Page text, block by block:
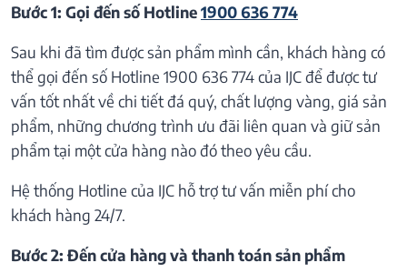
Bước 1: Gọi đến số Hotline1900 636 774
Sau khi đã tìm được sản phẩm mình cần, khách hàng có
thể gọi đến số Hotline 1900 636 774 của IJC để được tư
vấn tốt nhất về chi tiết đá quý, chất lượng vàng, giá sản
phẩm, những chương trình ưu đãi liên quan và giữ sản
phẩm tại một cửa hàng nào đó theo yêu cầu.
Hệ thống Hotline của IJC hỗ trợ tư vấn miễn phí cho
khách hàng 24/7.
Bước 2: Đến cửa hàng và thanh toán sản phẩm